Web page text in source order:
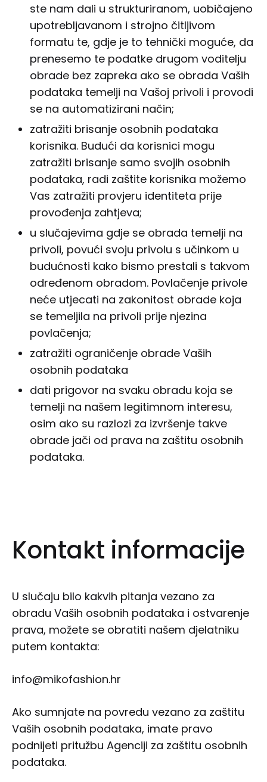
ste nam dali u strukturiranom, uobičajeno
upotrebljavanom i strojno čitljivom
formatu te, gdje je to tehnički moguće, da
prenesemo te podatke drugom voditelju
obrade bez zapreka ako se obrada Vaših
podataka temelji na Vašoj privoli i provodi
se na automatizirani način;
zatražiti brisanje osobnih podataka
korisnika. Budući da korisnici mogu
zatražiti brisanje samo svojih osobnih
podataka, radi zaštite korisnika možemo
Vas zatražiti provjeru identiteta prije
provođenja zahtjeva;
u slučajevima gdje se obrada temelji na
privoli, povući svoju privolu s učinkom u
budućnosti kako bismo prestali s takvom
određenom obradom. Povlačenje privole
neće utjecati na zakonitost obrade koja
se temeljila na privoli prije njezina
povlačenja;
zatražiti ograničenje obrade Vaših
osobnih podataka
dati prigovor na svaku obradu koja se
temelji na našem legitimnom interesu,
osim ako su razlozi za izvršenje takve
obrade jači od prava na zaštitu osobnih
podataka.
Kontakt informacije
U slučaju bilo kakvih pitanja vezano za
obradu Vaših osobnih podataka i ostvarenje
prava, možete se obratiti našem djelatniku
putem kontakta:
info@mikofashion.hr
Ako sumnjate na povredu vezano za zaštitu
Vaših osobnih podataka, imate pravo
podnijeti pritužbu Agenciji za zaštitu osobnih
podataka.